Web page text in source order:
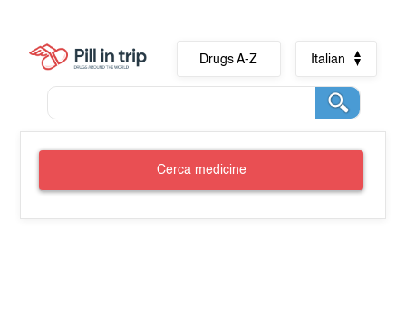
Drugs A-Z Italian
Cerca medicine